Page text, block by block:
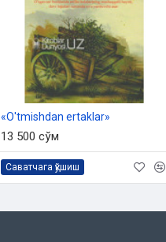
«O'tmishdan ertaklar»
13 500 сўм
Саватчага қўшиш